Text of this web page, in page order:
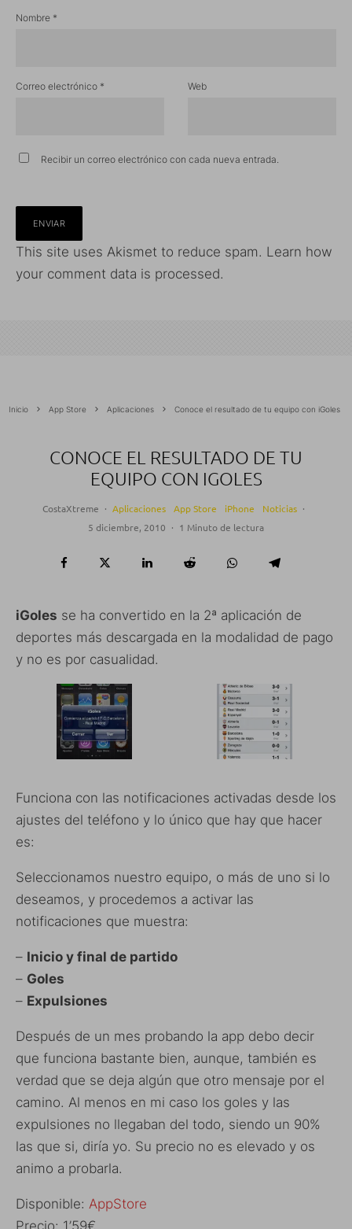
Nombre *
Correo electrónico * Web
Recibir un correo electrónico con cada nueva entrada.
This site uses Akismet to reduce spam. Learn how
your comment data is processed.
Inicio App Store Aplicaciones Conoce el resultado de tu equipo con iGoles
CONOCE EL RESULTADO DE TU
EQUIPO CON IGOLES
CostaXtreme · Aplicaciones App Store iPhone Noticias ·
5 diciembre, 2010 · 1 Minuto de lectura
iGoles se ha convertido en la 2ª aplicación de
deportes más descargada en la modalidad de pago
y no es por casualidad.
Funciona con las notificaciones activadas desde los
ajustes del teléfono y lo único que hay que hacer
es:
Seleccionamos nuestro equipo, o más de uno si lo
deseamos, y procedemos a activar las
notificaciones que muestra:
– Inicio y final de partido
– Goles
– Expulsiones
Después de un mes probando la app debo decir
que funciona bastante bien, aunque, también es
verdad que se deja algún que otro mensaje por el
camino. Al menos en mi caso los goles y las
expulsiones no llegaban del todo, siendo un 90%
las que si, diría yo. Su precio no es elevado y os
animo a probarla.
Disponible: AppStore